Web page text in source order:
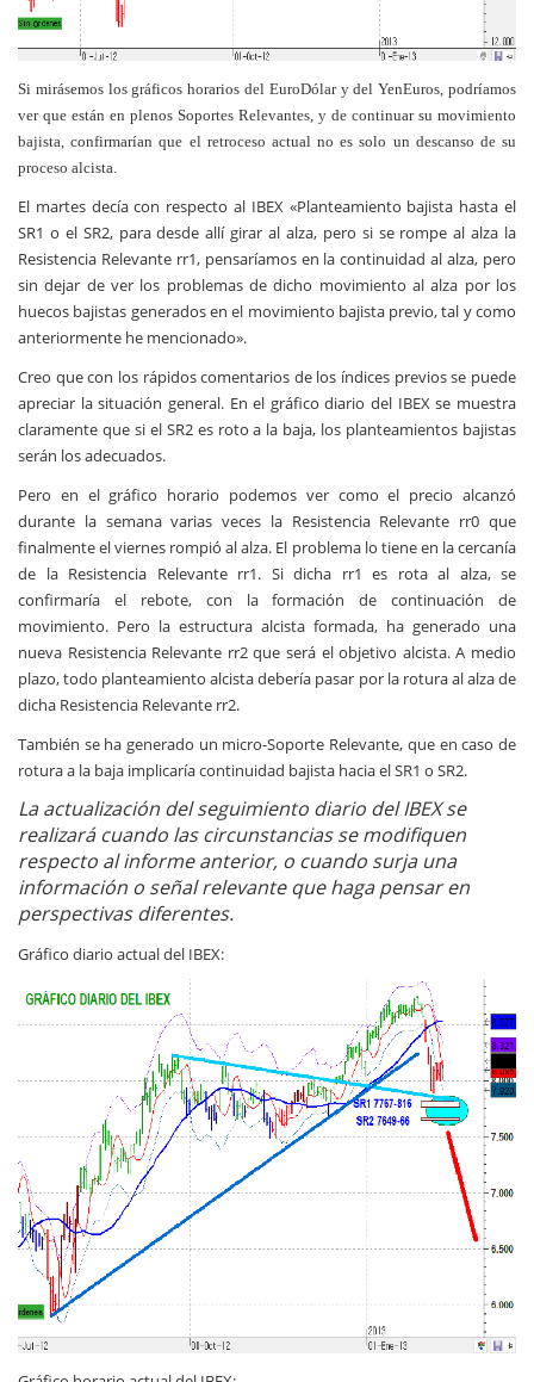
Si mirásemos los gráficos horarios del EuroDólar y del YenEuros, podríamos
ver que están en plenos Soportes Relevantes, y de continuar su movimiento
bajista, confirmarían que el retroceso actual no es solo un descanso de su
proceso alcista.
El martes decía con respecto al IBEX «Planteamiento bajista hasta el
SR1 o el SR2, para desde allí girar al alza, pero si se rompe al alza la
Resistencia Relevante rr1, pensaríamos en la continuidad al alza, pero
sin dejar de ver los problemas de dicho movimiento al alza por los
huecos bajistas generados en el movimiento bajista previo, tal y como
anteriormente he mencionado».
Creo que con los rápidos comentarios de los índices previos se puede
apreciar la situación general. En el gráfico diario del IBEX se muestra
claramente que si el SR2 es roto a la baja, los planteamientos bajistas
serán los adecuados.
Pero en el gráfico horario podemos ver como el precio alcanzó
durante la semana varias veces la Resistencia Relevante rr0 que
finalmente el viernes rompió al alza. El problema lo tiene en la cercanía
de la Resistencia Relevante rr1. Si dicha rr1 es rota al alza, se
confirmaría el rebote, con la formación de continuación de
movimiento. Pero la estructura alcista formada, ha generado una
nueva Resistencia Relevante rr2 que será el objetivo alcista. A medio
plazo, todo planteamiento alcista debería pasar por la rotura al alza de
dicha Resistencia Relevante rr2.
También se ha generado un micro-Soporte Relevante, que en caso de
rotura a la baja implicaría continuidad bajista hacia el SR1 o SR2.
La actualización del seguimiento diario del IBEX se
realizará cuando las circunstancias se modifiquen
respecto al informe anterior, o cuando surja una
información o señal relevante que haga pensar en
perspectivas diferentes.
Gráfico diario actual del IBEX: